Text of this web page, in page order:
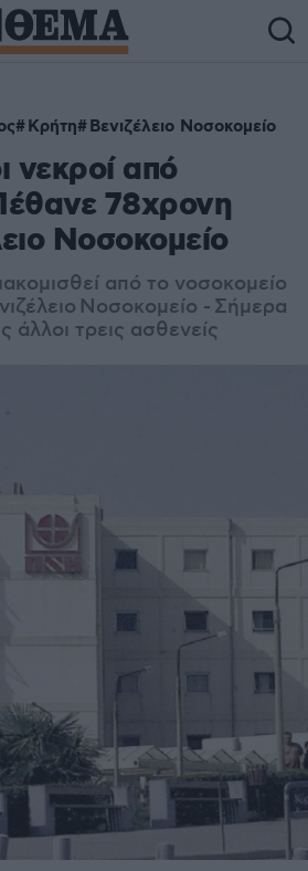
Κρήτη Βενιζέλειο Νοσοκομείο
νεκροί από
78χρονη
Νοσοκομείο
από το νοσοκομείο
Νοσοκομείο - Σήμερα
άλλοι τρεις ασθενείς